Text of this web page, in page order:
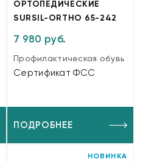
ОРТОПЕДИЧЕСКИЕ
SURSIL-ORTHO 65-242
7 980 руб.
Профилактическая обувь
Сертификат ФСС
ПОДРОБНЕЕ
НОВИНКА